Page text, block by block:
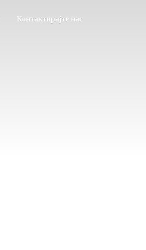
Контактирајте нас